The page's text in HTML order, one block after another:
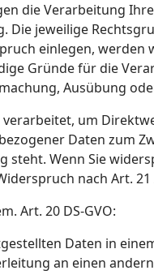
die Verarbeitung
Die jeweilige
einlegen,
Gründe für die
Ausübung
um
Daten zum
Wenn Sie
nach Art. 21
Art. 20 DS-GVO:
Daten in
an einen